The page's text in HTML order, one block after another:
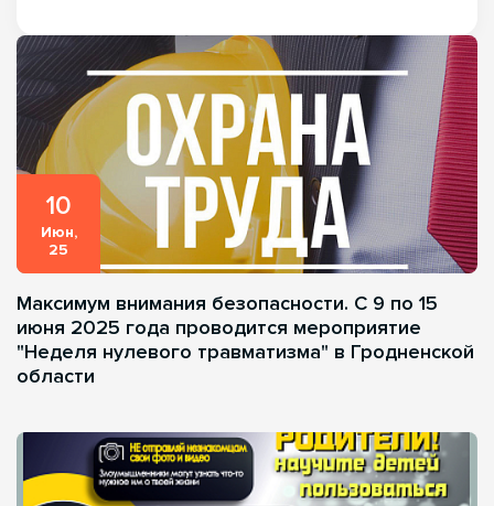
10
Июн,
25
Максимум внимания безопасности. С 9 по 15
июня 2025 года проводится мероприятие
"Неделя нулевого травматизма" в Гродненской
области